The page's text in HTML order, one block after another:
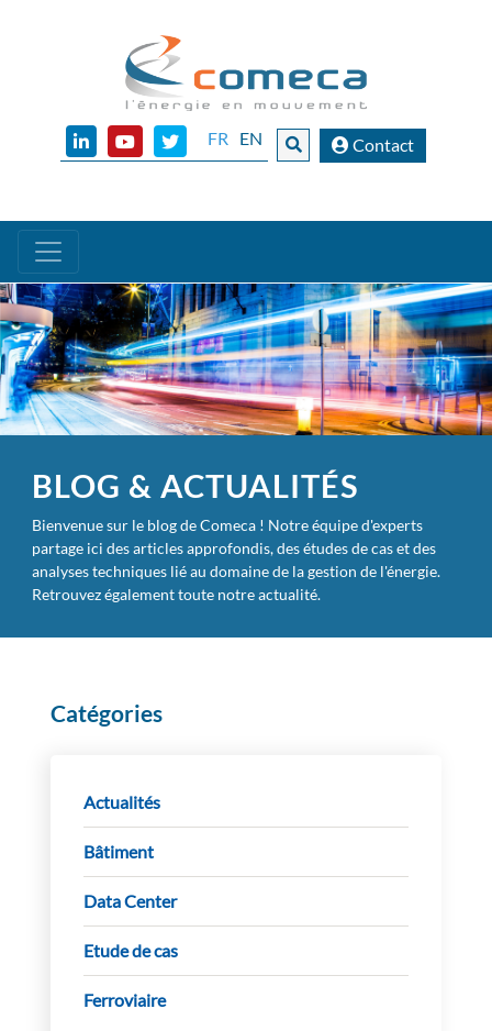
FR EN Contact
BLOG & ACTUALITÉS
Bienvenue sur le blog de Comeca ! Notre équipe d'experts
partage ici des articles approfondis, des études de cas et des
analyses techniques lié au domaine de la gestion de l'énergie.
Retrouvez également toute notre actualité.
Catégories
Actualités
Bâtiment
Data Center
Etude de cas
Ferroviaire